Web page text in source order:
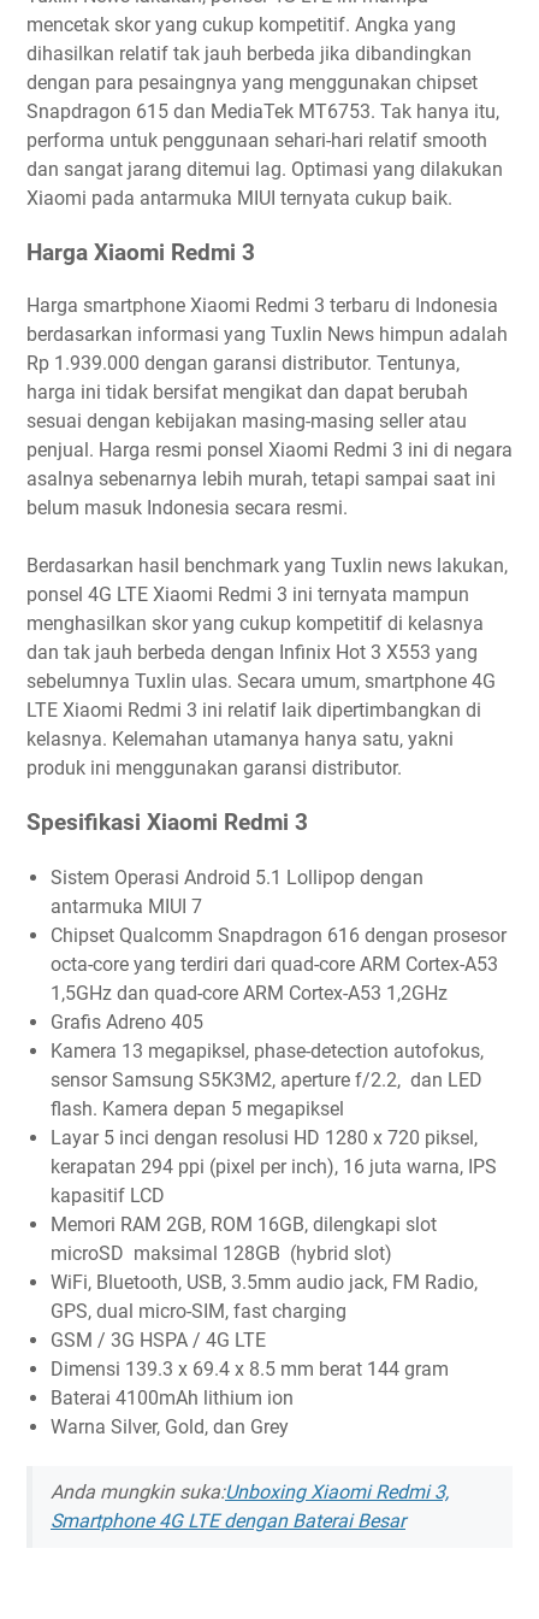
mencetak skor yang cukup kompetitif. Angka yang
dihasilkan relatif tak jauh berbeda jika dibandingkan
dengan para pesaingnya yang menggunakan chipset
Snapdragon 615 dan MediaTek MT6753. Tak hanya itu,
performa untuk penggunaan sehari-hari relatif smooth
dan sangat jarang ditemui lag. Optimasi yang dilakukan
Xiaomi pada antarmuka MIUI ternyata cukup baik.
Harga Xiaomi Redmi 3
Harga smartphone Xiaomi Redmi 3 terbaru di Indonesia
berdasarkan informasi yang Tuxlin News himpun adalah
Rp 1.939.000 dengan garansi distributor. Tentunya,
harga ini tidak bersifat mengikat dan dapat berubah
sesuai dengan kebijakan masing-masing seller atau
penjual. Harga resmi ponsel Xiaomi Redmi 3 ini di negara
asalnya sebenarnya lebih murah, tetapi sampai saat ini
belum masuk Indonesia secara resmi.
Berdasarkan hasil benchmark yang Tuxlin news lakukan,
ponsel 4G LTE Xiaomi Redmi 3 ini ternyata mampun
menghasilkan skor yang cukup kompetitif di kelasnya
dan tak jauh berbeda dengan Infinix Hot 3 X553 yang
sebelumnya Tuxlin ulas. Secara umum, smartphone 4G
LTE Xiaomi Redmi 3 ini relatif laik dipertimbangkan di
kelasnya. Kelemahan utamanya hanya satu, yakni
produk ini menggunakan garansi distributor.
Spesifikasi Xiaomi Redmi 3
Sistem Operasi Android 5.1 Lollipop dengan
antarmuka MIUI 7
Chipset Qualcomm Snapdragon 616 dengan prosesor
octa-core yang terdiri dari quad-core ARM Cortex-A53
1,5GHz dan quad-core ARM Cortex-A53 1,2GHz
Grafis Adreno 405
Kamera 13 megapiksel, phase-detection autofokus,
sensor Samsung S5K3M2, aperture f/2.2, dan LED
flash. Kamera depan 5 megapiksel
Layar 5 inci dengan resolusi HD 1280 x 720 piksel,
kerapatan 294 ppi (pixel per inch), 16 juta warna, IPS
kapasitif LCD
Memori RAM 2GB, ROM 16GB, dilengkapi slot
microSD maksimal 128GB (hybrid slot)
WiFi, Bluetooth, USB, 3.5mm audio jack, FM Radio,
GPS, dual micro-SIM, fast charging
GSM / 3G HSPA / 4G LTE
Dimensi 139.3 x 69.4 x 8.5 mm berat 144 gram
Baterai 4100mAh lithium ion
Warna Silver, Gold, dan Grey
Anda mungkin suka:Unboxing Xiaomi Redmi 3,
Smartphone 4G LTE dengan Baterai Besar